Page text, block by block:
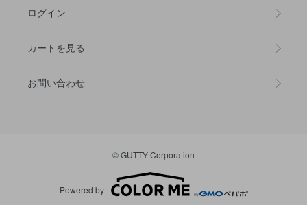
ログイン
カートを見る
お問い合わせ
© GUTTY Corporation
Powered by